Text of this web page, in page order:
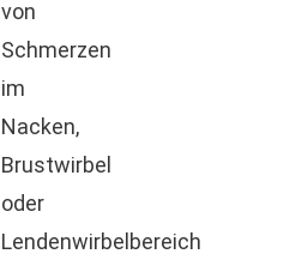
von
Schmerzen
im
Nacken,
Brustwirbel
oder
Lendenwirbelbereich